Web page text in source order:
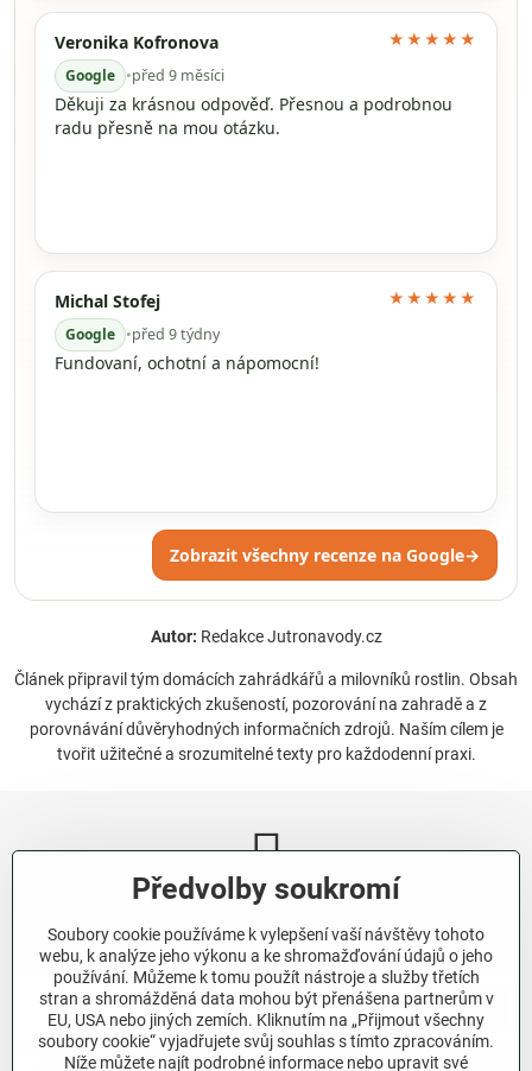
Veronika Kofronova
Google •před 9 měsíci
★★★★★
Děkuji za krásnou odpověď. Přesnou a podrobnou
radu přesně na mou otázku.
Michal Stofej
Google •před 9 týdny
★★★★★
Fundovaní, ochotní a nápomocní!
Zobrazit všechny recenze na Google→
Autor: Redakce Jutronavody.cz
Článek připravil tým domácích zahrádkářů a milovníků rostlin. Obsah
vychází z praktických zkušeností, pozorování na zahradě a z
porovnávání důvěryhodných informačních zdrojů. Naším cílem je
tvořit užitečné a srozumitelné texty pro každodenní praxi.
Newsletter
Odebírat naše novinky:
Odebírat
Předvolby soukromí
Soubory cookie používáme k vylepšení vaší návštěvy tohoto
webu, k analýze jeho výkonu a ke shromažďování údajů o jeho
používání. Můžeme k tomu použít nástroje a služby třetích
stran a shromážděná data mohou být přenášena partnerům v
EU, USA nebo jiných zemích. Kliknutím na „Přijmout všechny
soubory cookie“ vyjadřujete svůj souhlas s tímto zpracováním.
Níže můžete najít podrobné informace nebo upravit své